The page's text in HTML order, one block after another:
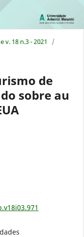
v. 18 n.3 - 2021
/
de
sobre au